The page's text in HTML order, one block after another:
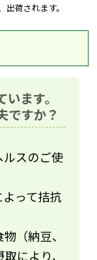
出荷されます。
ます。
ですか？
スのご使
って拮抗
（納豆、
により、